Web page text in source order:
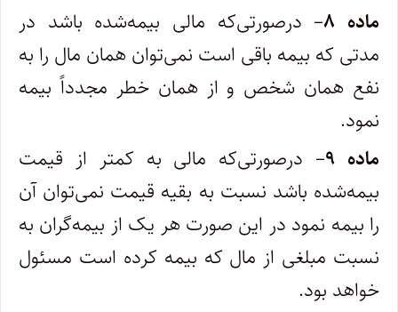
ماده ۸
– درصورتی‌که مالی بیمه‌شده باشد در
مدتی که بیمه باقی است نمی‌توان همان مال را به
نفع همان شخص و از همان خطر مجدداً بیمه
نمود.
ماده ۹
– درصورتی‌که مالی به کمتر از قیمت
بیمه‌شده باشد نسبت به بقیه قیمت نمی‌توان آن
را بیمه نمود در این صورت هر یک از بیمه‌گران به
نسبت مبلغی از مال که بیمه کرده است مسئول
خواهد بود.